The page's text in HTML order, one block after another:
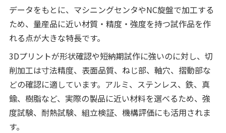
データをもとに、マシニングセンタやNC旋盤で加工する
ため、量産品に近い材質・精度・強度を持つ試作品を作
れる点が大きな特長です。
3Dプリントが形状確認や短納期試作に強いのに対し、切
削加工は寸法精度、表面品質、ねじ部、軸穴、摺動部な
どの確認に適しています。アルミ、ステンレス、鉄、真
鍮、樹脂など、実際の製品に近い材料を選べるため、強
度試験、耐熱試験、組立検証、機構評価にも活用されま
す。